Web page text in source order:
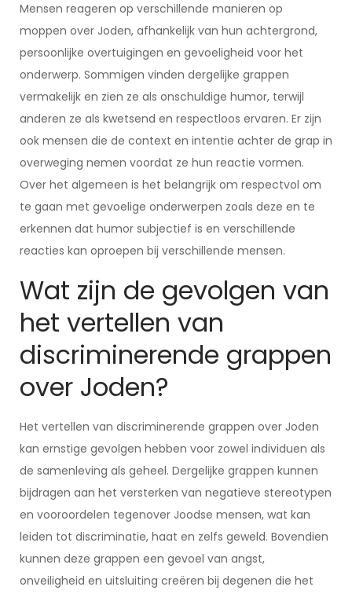
Mensen reageren op verschillende manieren op
moppen over Joden, afhankelijk van hun achtergrond,
persoonlijke overtuigingen en gevoeligheid voor het
onderwerp. Sommigen vinden dergelijke grappen
vermakelijk en zien ze als onschuldige humor, terwijl
anderen ze als kwetsend en respectloos ervaren. Er zijn
ook mensen die de context en intentie achter de grap in
overweging nemen voordat ze hun reactie vormen.
Over het algemeen is het belangrijk om respectvol om
te gaan met gevoelige onderwerpen zoals deze en te
erkennen dat humor subjectief is en verschillende
reacties kan oproepen bij verschillende mensen.
Wat zijn de gevolgen van
het vertellen van
discriminerende grappen
over Joden?
Het vertellen van discriminerende grappen over Joden
kan ernstige gevolgen hebben voor zowel individuen als
de samenleving als geheel. Dergelijke grappen kunnen
bijdragen aan het versterken van negatieve stereotypen
en vooroordelen tegenover Joodse mensen, wat kan
leiden tot discriminatie, haat en zelfs geweld. Bovendien
kunnen deze grappen een gevoel van angst,
onveiligheid en uitsluiting creëren bij degenen die het